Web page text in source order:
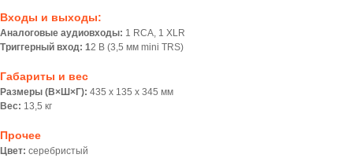
Входы и выходы:
Аналоговые аудиовходы: 1 RCA, 1 XLR
Триггерный вход: 12 В (3,5 мм mini TRS)
Габариты и вес
Размеры (В×Ш×Г): 435 х 135 х 345 мм
Вес: 13,5 кг
Прочее
Цвет: серебристый